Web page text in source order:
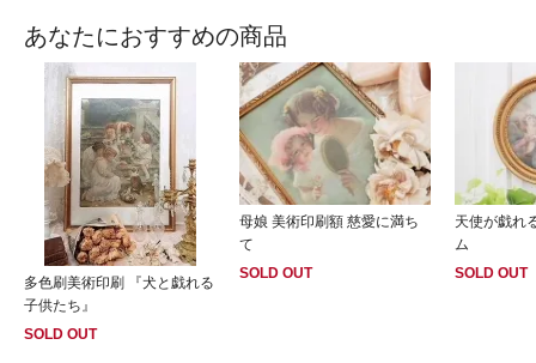
あなたにおすすめの商品
多色刷美術印刷 『犬と戯れる
子供たち』
SOLD OUT
母娘 美術印刷額 慈愛に満ち
て
SOLD OUT
天使が戯れ
ム
SOLD OUT